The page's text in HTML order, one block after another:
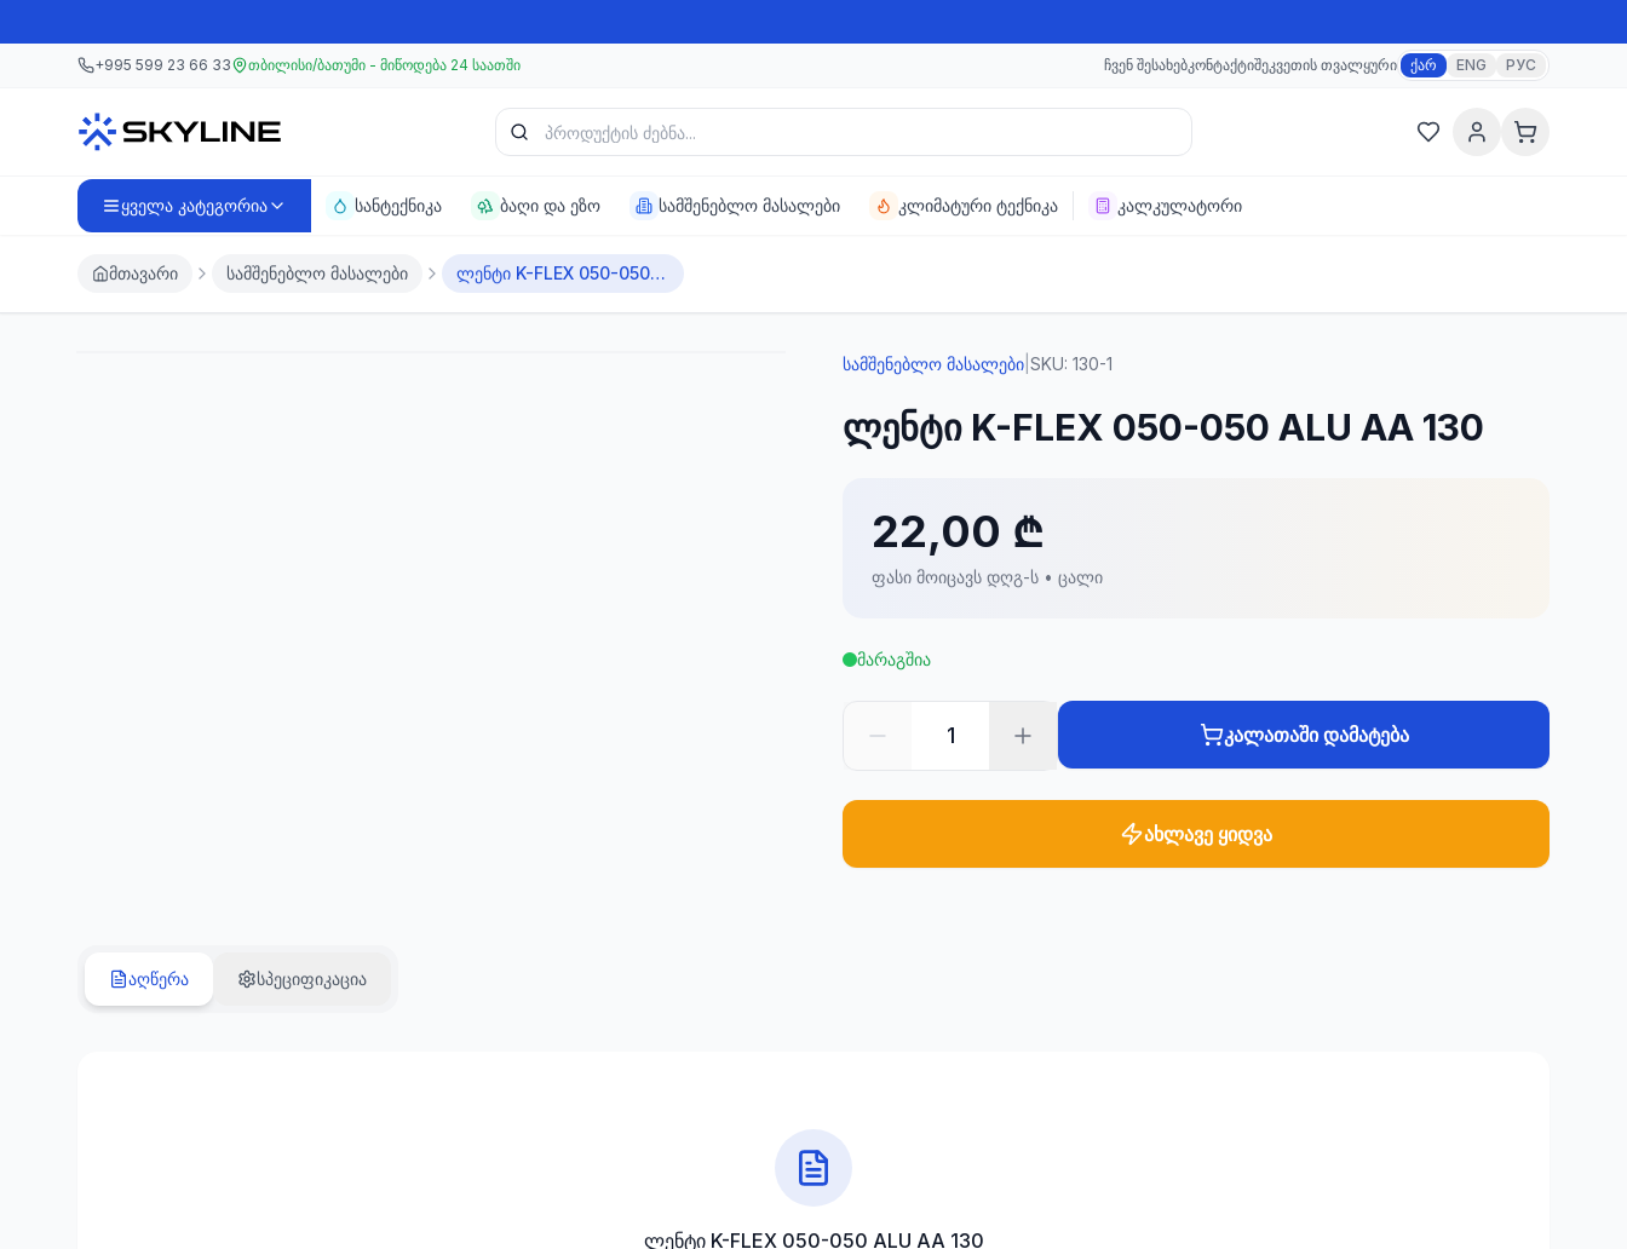
მთავარ კონტენტზე გადასვლა
+995 599 23 66 33 თბილისი/ბათუმი - მიწოდება 24 საათში ჩვენ შესახებკონტაქტიშეკვეთის თვალყური ქარ ENG РУС
პროდუქტის ძებნა
ყველა კატეგორია სანტექნიკა ბაღი და ეზო სამშენებლო მასალები კლიმატური ტექნიკა კალკულატორი
მთავარი სამშენებლო მასალები ლენტი K-FLEX 050-050 ALU AA 130
სამშენებლო მასალები SKU: 130-1
ლენტი K-FLEX 050-050 ALU AA 130
22,00 ₾
ფასი მოიცავს დღგ-ს • ცალი
მარაგშია
1 კალათაში დამატება
ახლავე ყიდვა
აღწერა სპეციფიკაცია
ლენტი K-FLEX 050-050 ALU AA 130